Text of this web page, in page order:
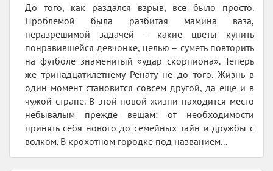
До того, как раздался взрыв, все было просто.
Проблемой была разбитая мамина ваза,
неразрешимой задачей – какие цветы купить
понравившейся девчонке, целью – суметь повторить
на футболе знаменитый «удар скорпиона». Теперь
же тринадцатилетнему Ренату не до того. Жизнь в
один момент становится совсем другой, да еще и в
чужой стране. В этой новой жизни находится место
небывалым прежде вещам: от необходимости
принять себя нового до семейных тайн и дружбы с
волком. В крохотном городке под названием...